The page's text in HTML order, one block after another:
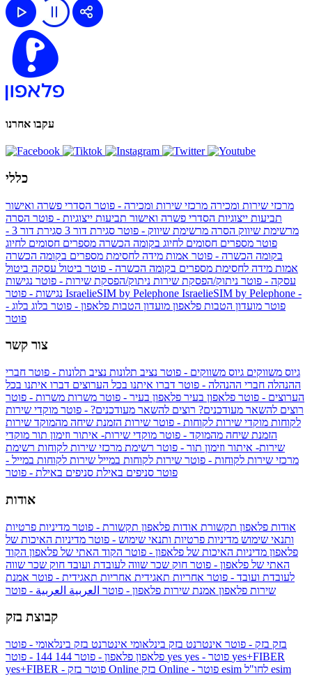
עקבו אחרנו
כללי
מרכזי שירות ומכירה מרכזי שירות ומכירה - פוטר הסדרי פשרה ואישור
תביעות ייצוגיות הסדרי פשרה ואישור תביעות ייצוגיות - פוטר הסרה
מרשימת שיווק הסרה מרשימת שיווק - פוטר סגירת דור 3
סגירת דור 3 -
פוטר מספרים חסומים לחיוג בקומה הכשרה מספרים חסומים לחיוג
בקומה הכשרה - פוטר אמות מידה לחסימת מספרים בקומה הכשרה
אמות מידה לחסימת מספרים בקומה הכשרה - פוטר ביטול עסקה ביטול
עסקה - פוטר ניתוק/הפסקת שירות ניתוק/הפסקת שירות - פוטר נגישות
IsraelieSIM by Pelephone IsraelieSIM by Pelephone -
פוטר מועדון הטבות פלאפון מועדון הטבות פלאפון - פוטר בלוג בלוג -
פוטר
צור קשר
גיוס משווקים גיוס משווקים - פוטר נציב תלונות נציב תלונות - פוטר חברי
ההנהלה חברי ההנהלה - פוטר דברו איתנו בכל הערוצים דברו איתנו בכל
הערוצים - פוטר פלאפון בעיר פלאפון בעיר - פוטר משרות משרות - פוטר
רוצים להשאר מעודכנים? רוצים להשאר מעודכנים? - פוטר מוקדי שירות
לקוחות מוקדי שירות לקוחות - פוטר שירות הזמנת שיחה מהמוקד שירות
הזמנת שיחה מהמוקד - פוטר מוקדי שירות- איתור וזימון תור מוקדי
שירות- איתור וזימון תור - פוטר רשימת מרכזי שירות לקוחות רשימת
מרכזי שירות לקוחות - פוטר שירות לקוחות במייל שירות לקוחות במייל -
פוטר סניפים באילת סניפים באילת - פוטר
אודות
אודות פלאפון תקשורת אודות פלאפון תקשורת - פוטר מדיניות פרטיות
ותנאי שימוש מדיניות פרטיות ותנאי שימוש - פוטר מדיניות האיכות של
פלאפון מדיניות האיכות של פלאפון - פוטר הקוד האתי של פלאפון הקוד
האתי של פלאפון - פוטר חוק שכר שווה לעובדת ועובד חוק שכר שווה
לעובדת ועובד - פוטר אחריות תאגידית אחריות תאגידית - פוטר אמנת
שירות פלאפון אמנת שירות פלאפון - פוטר العربية العربية - פוטר
קבוצת בזק
בזק בזק - פוטר אינטרנט בזק בינלאומי אינטרנט בזק בינלאומי - פוטר
פלאפון פלאפון - פוטר 144 yes
yes+FIBER
yes+FIBER - פוטר בזק Online esim